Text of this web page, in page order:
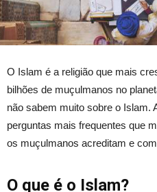
O Islam é a religião que mais
bilhões de muçulmanos no
não sabem muito sobre o Islam.
perguntas mais frequentes que
os muçulmanos acreditam e
O que é o Islam?